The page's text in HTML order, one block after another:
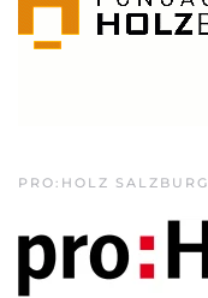
PRO:HOLZ SALZBURG